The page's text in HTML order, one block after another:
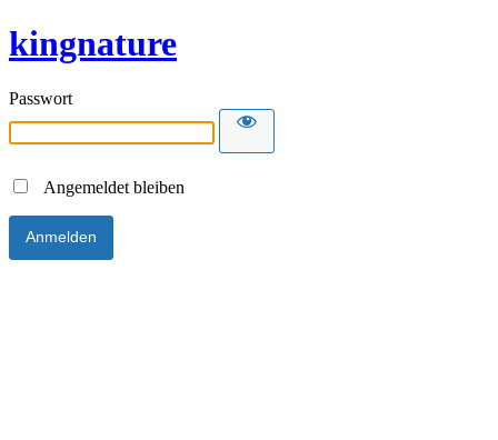
kingnature
Passwort
Angemeldet bleiben